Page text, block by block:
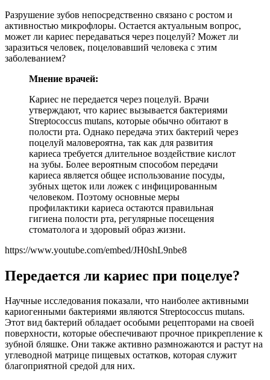
Разрушение зубов непосредственно связано с ростом и
активностью микрофлоры. Остается актуальным вопрос,
может ли кариес передаваться через поцелуй? Может ли
заразиться человек, поцеловавший человека с этим
заболеванием?
Мнение врачей:
Кариес не передается через поцелуй. Врачи
утверждают, что кариес вызывается бактериями
Streptococcus mutans, которые обычно обитают в
полости рта. Однако передача этих бактерий через
поцелуй маловероятна, так как для развития
кариеса требуется длительное воздействие кислот
на зубы. Более вероятным способом передачи
кариеса является общее использование посуды,
зубных щеток или ложек с инфицированным
человеком. Поэтому основные меры
профилактики кариеса остаются правильная
гигиена полости рта, регулярные посещения
стоматолога и здоровый образ жизни.
https://www.youtube.com/embed/JH0shL9nbe8
Передается ли кариес при поцелуе?
Научные исследования показали, что наиболее активными
кариогенными бактериями являются Streptococcus mutans.
Этот вид бактерий обладает особыми рецепторами на своей
поверхности, которые обеспечивают прочное прикрепление к
зубной бляшке. Они также активно размножаются и растут на
углеводной матрице пищевых остатков, которая служит
благоприятной средой для них.